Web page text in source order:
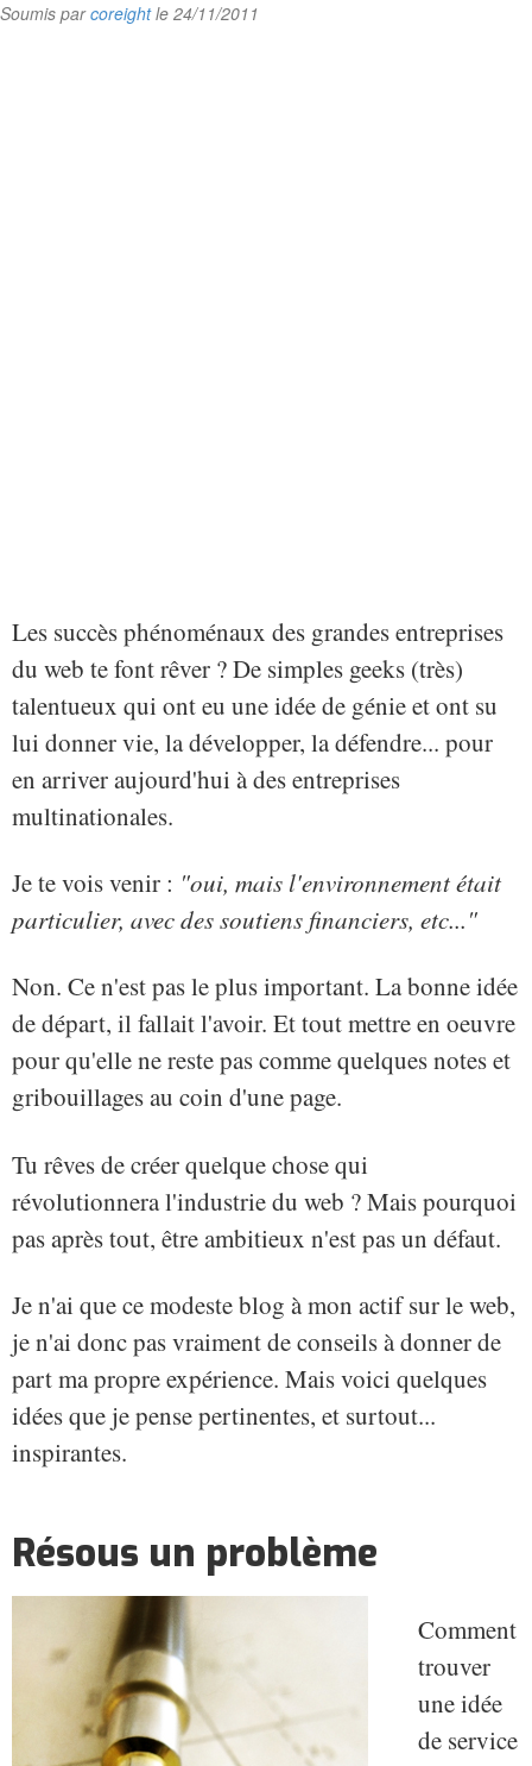
Soumis parcoreightle 24/11/2011
Les succès phénoménaux des grandes entreprises
du web te font rêver ? De simples geeks (très)
talentueux qui ont eu une idée de génie et ont su
lui donner vie, la développer, la défendre... pour
en arriver aujourd'hui à des entreprises
multinationales.
Je te vois venir : "oui, mais l'environnement était
particulier, avec des soutiens financiers, etc..."
Non. Ce n'est pas le plus important. La bonne idée
de départ, il fallait l'avoir. Et tout mettre en oeuvre
pour qu'elle ne reste pas comme quelques notes et
gribouillages au coin d'une page.
Tu rêves de créer quelque chose qui
révolutionnera l'industrie du web ? Mais pourquoi
pas après tout, être ambitieux n'est pas un défaut.
Je n'ai que ce modeste blog à mon actif sur le web,
je n'ai donc pas vraiment de conseils à donner de
part ma propre expérience. Mais voici quelques
idées que je pense pertinentes, et surtout...
inspirantes.
Résous un problème
Comment
trouver
une idée
de service